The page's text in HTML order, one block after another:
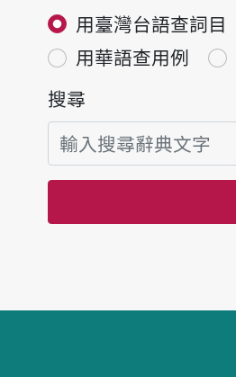
用臺灣台語查詞目
用華語查用例
搜尋